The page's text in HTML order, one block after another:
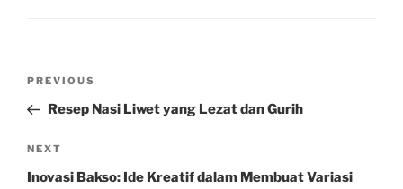
Previous
Post
PREVIOUS
Resep Nasi Liwet yang Lezat dan Gurih
Next
Post
NEXT
Inovasi Bakso: Ide Kreatif dalam Membuat Variasi